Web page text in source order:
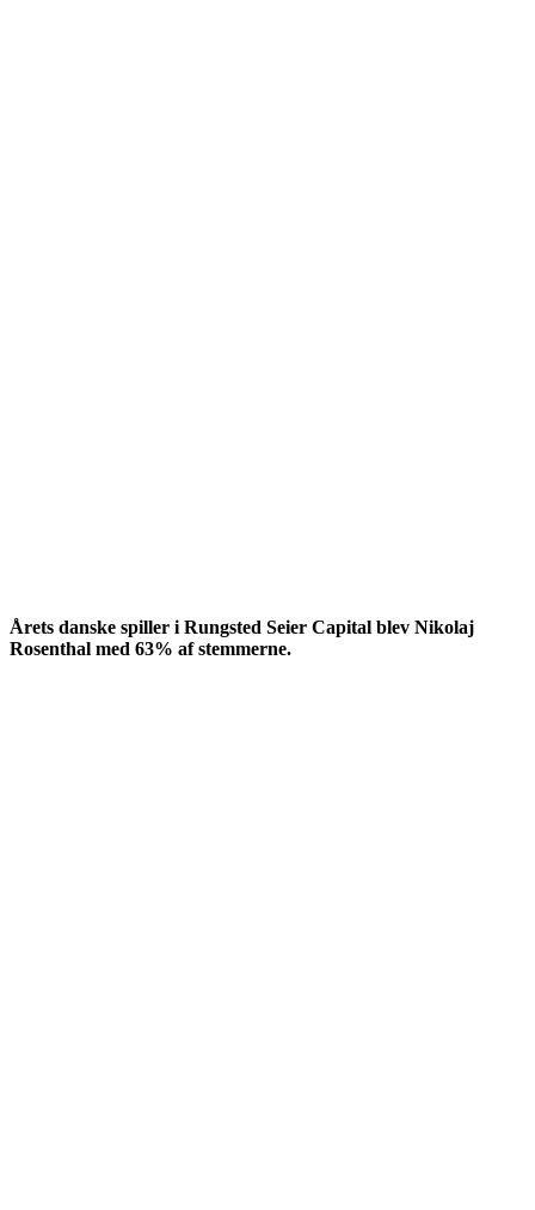
Årets danske spiller i Rungsted Seier Capital blev Nikolaj
Rosenthal med 63% af stemmerne.